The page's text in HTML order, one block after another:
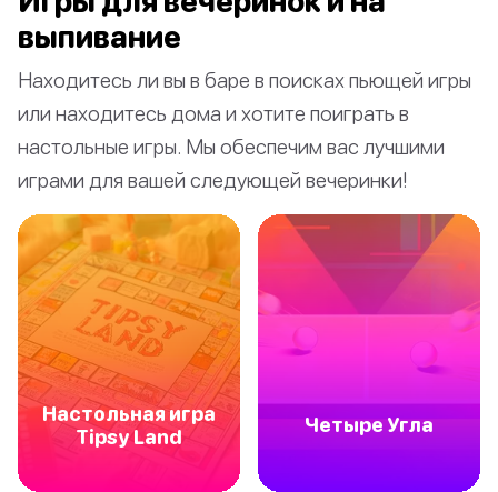
выпивание
Находитесь ли вы в баре в поисках пьющей игры
или находитесь дома и хотите поиграть в
настольные игры. Мы обеспечим вас лучшими
играми для вашей следующей вечеринки!
Настольная игра
Tipsy Land
Четыре Угла